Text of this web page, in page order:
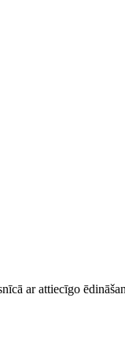
ar attiecīgo